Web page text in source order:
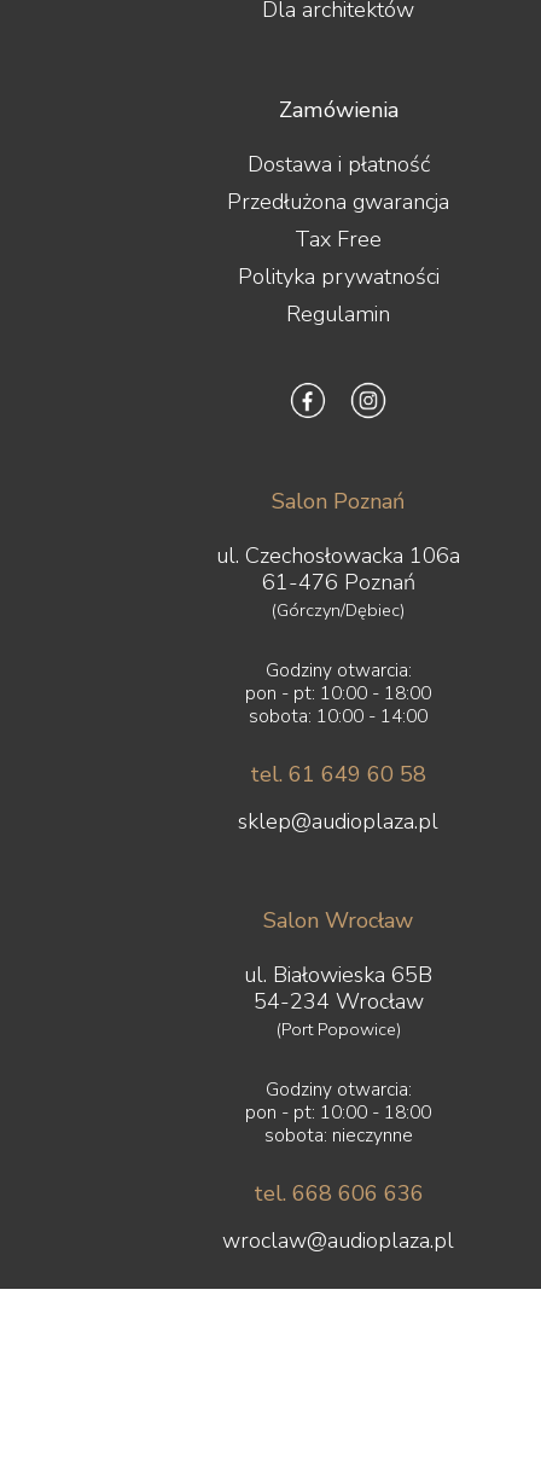
Dla architektów
Zamówienia
Dostawa i płatność
Przedłużona gwarancja
Tax Free
Polityka prywatności
Regulamin
Salon Poznań
ul. Czechosłowacka 106a
61-476 Poznań
(Górczyn/Dębiec)
Godziny otwarcia:
pon - pt: 10:00 - 18:00
sobota: 10:00 - 14:00
tel. 61 649 60 58
sklep@audioplaza.pl
Salon Wrocław
ul. Białowieska 65B
54-234 Wrocław
(Port Popowice)
Godziny otwarcia:
pon - pt: 10:00 - 18:00
sobota: nieczynne
tel. 668 606 636
wroclaw@audioplaza.pl